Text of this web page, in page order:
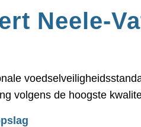
Neele-
volgens de hoogste